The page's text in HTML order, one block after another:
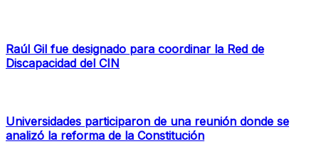
Raúl Gil fue designado para coordinar la Red de
Discapacidad del CIN
Universidades participaron de una reunión donde se
analizó la reforma de la Constitución